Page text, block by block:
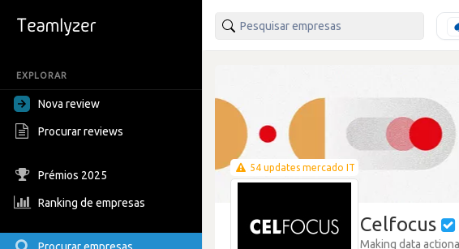
EXPLORAR
Nova review
Procurar reviews
Prémios 2025
Ranking de empresas
54 updates mercado IT
Celfocus
Making data